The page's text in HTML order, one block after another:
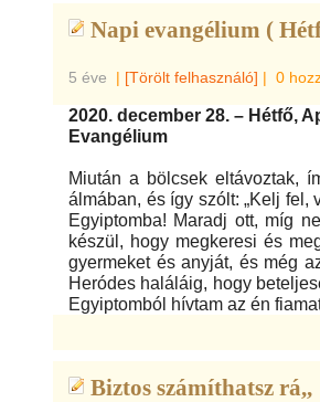
Napi evangélium (
5 éve | [Törölt felhasználó] | 0
2020. december 28. – Hétfő,
Evangélium
Miután a bölcsek eltávoztak,
álmában, és így szólt: „Kelj fel,
Egyiptomba! Maradj ott, míg
készül, hogy megkeresi és
gyermeket és anyját, és még
Heródes haláláig, hogy
Egyiptomból hívtam az én
Biztos számíthatsz rá,,